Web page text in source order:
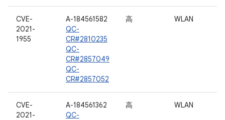
CVE-
2021-
1955
A-184561582
QC-
CR#2810235
QC-
CR#2857049
QC-
CR#2857052
高 WLAN
CVE-
2021-
A-184561362
QC-
高 WLAN